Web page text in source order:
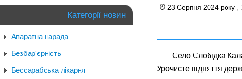
23 Серпня 2024 року
Село Слобідка
Урочисте підняття
Категорії новин
Апаратна нарада
Безбар'єрність
Бессарабська лікарня